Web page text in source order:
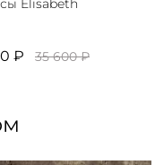
Elisabeth
₽ 35 600 ₽